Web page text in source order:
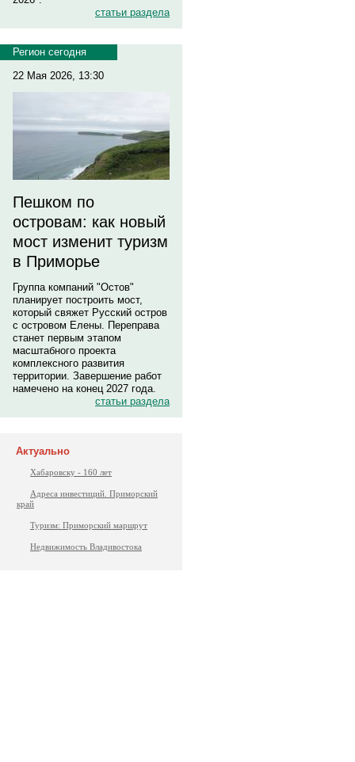
статьи раздела
Регион сегодня
22 Мая 2026, 13:30
Пешком по
островам: как новый
мост изменит туризм
в Приморье
Группа компаний "Остов"
планирует построить мост,
который свяжет Русский остров
с островом Елены. Переправа
станет первым этапом
масштабного проекта
комплексного развития
территории. Завершение работ
намечено на конец 2027 года.
статьи раздела
Актуально
Хабаровску - 160 лет
Адреса инвестиций. Приморский
край
Туризм: Приморский маршрут
Недвижимость Владивостока